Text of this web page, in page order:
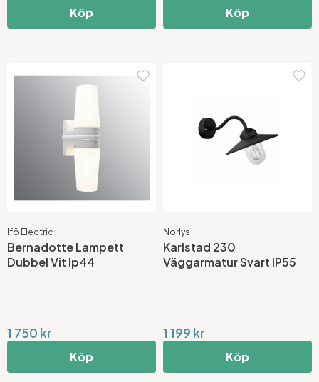
Köp Köp
Ifö Electric
Bernadotte Lampett
Dubbel Vit Ip44
1 750 kr
Köp
Norlys
Karlstad 230
Väggarmatur Svart IP55
1 199 kr
Köp